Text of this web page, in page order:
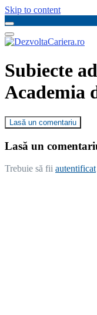
Skip to content
Subiecte
Academia
Lasă un comentariu
Lasă un
Trebuie să fii autentificat